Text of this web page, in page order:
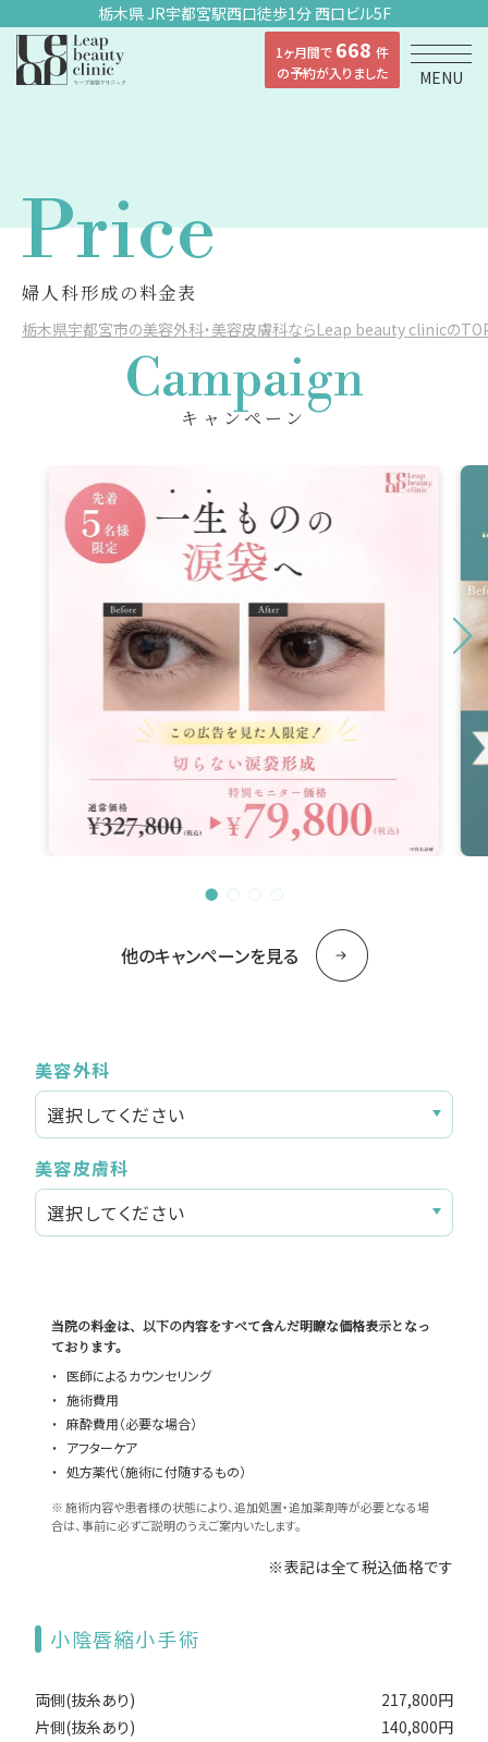
栃木県 JR宇都宮駅西口徒歩1分 西口ビル5F
1ヶ月間で 668 件
の予約が入りました
MENU
Price
婦人科形成の料金表
栃木県宇都宮市の美容外科・美容皮膚科ならLeap beauty clinicの
Campaign
キャンペーン
他のキャンペーンを見る
当院の料金は、以下の内容をすべて含んだ明瞭な価格表示となっ
ております。
医師によるカウンセリング
施術費用
麻酔費用（必要な場合）
アフターケア
処方薬代（施術に付随するもの）
※ 施術内容や患者様の状態により、追加処置・追加薬剤等が必要となる場
合は、事前に必ずご説明のうえご案内いたします。
※表記は全て税込価格です
小陰唇縮小手術
両側(抜糸あり)
217,800円
片側(抜糸あり)
140,800円
美容外科
美容皮膚科